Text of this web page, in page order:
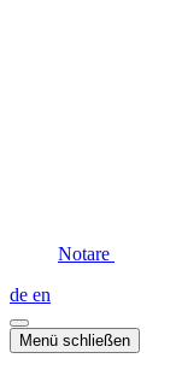
Notare
de en
Menü schließen